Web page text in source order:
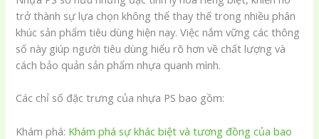
trở thành sự lựa chọn không thể thay thế trong nhiều phân
khúc sản phẩm tiêu dùng hiện nay. Việc nắm vững các thông
số này giúp người tiêu dùng hiểu rõ hơn về chất lượng và
cách bảo quản sản phẩm nhựa quanh mình.
Các chỉ số đặc trưng của nhựa PS bao gồm:
Khám phá: Khám phá sự khác biệt và tương đồng của bao